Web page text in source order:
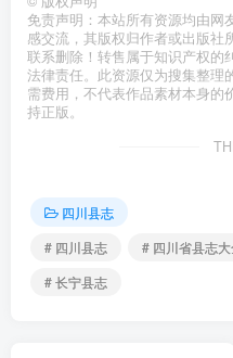
免责声明：本站所有资源均由网
感交流，其版权归作者或出版社
联系删除！转售属于知识产权的
法律责任。此资源仅为搜集整理
需费用，不代表作品素材本身的
持正版。
四川县志
# 四川县志
# 四川省县志
# 长宁县志